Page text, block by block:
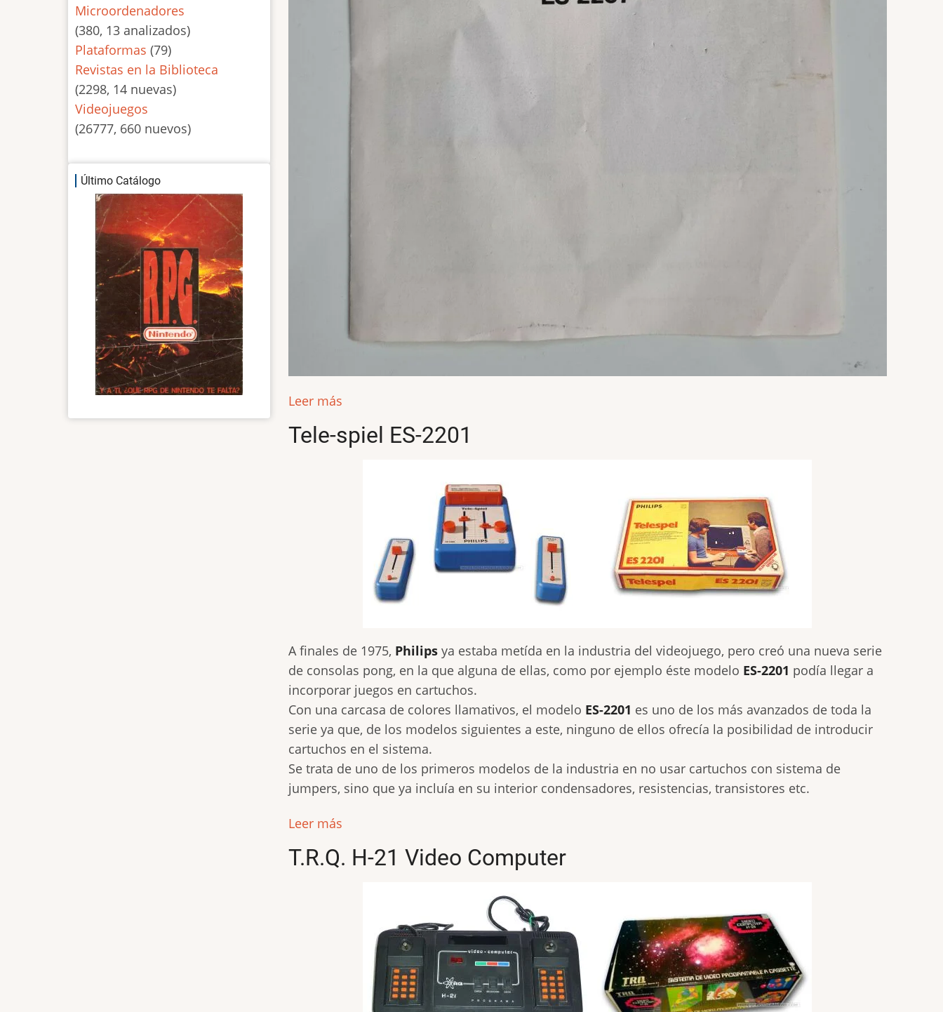
Leer más
Tele-spiel ES-2201
A finales de 1975, Philipsya estaba metída en la industria del videojuego, pero creó una nueva serie
de consolas pong, en la que alguna de ellas, como por ejemplo éste modelo ES-2201 podía llegar a
incorporar juegos en cartuchos.
Con una carcasa de colores llamativos, el modelo ES-2201 es uno de los más avanzados de toda la
serie ya que, de los modelos siguientes a este, ninguno de ellos ofrecía la posibilidad de introducir
cartuchos en el sistema.
Se trata de uno de los primeros modelos de la industria en no usar cartuchos con sistema de
jumpers, sino que ya incluía en su interior condensadores, resistencias, transistores etc.
Leer más
T.R.Q. H-21 Video Computer
Microordenadores
(380, 13 analizados)
Plataformas (79)
Revistas en la Biblioteca
(2298, 14 nuevas)
Videojuegos
(26777, 660 nuevos)
Último Catálogo